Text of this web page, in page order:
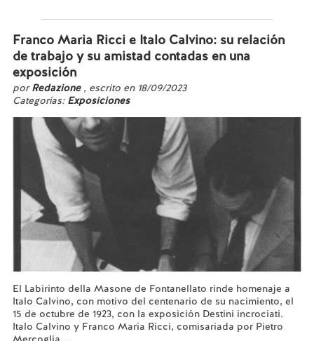
Franco Maria Ricci e Italo Calvino: su relación
de trabajo y su amistad contadas en una
exposición
porRedazione , escrito en 18/09/2023
Categorías: Exposiciones
El Labirinto della Masone de Fontanellato rinde homenaje a
Italo Calvino, con motivo del centenario de su nacimiento, el
15 de octubre de 1923, con la exposición Destini incrociati.
Italo Calvino y Franco Maria Ricci, comisariada por Pietro